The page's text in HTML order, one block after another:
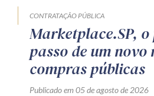
CONTRATAÇÃO PÚBLICA
Marketplace.SP,
passo de um novo
compras públicas
Publicado em 05 de agosto de 2026